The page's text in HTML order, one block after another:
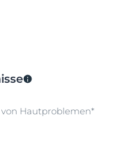
Hautproblemen*